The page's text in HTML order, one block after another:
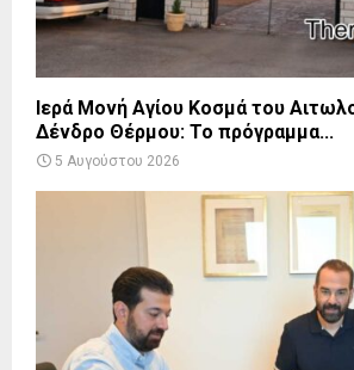
Ιερά Μονή Αγίου Κοσμά του
Δένδρο Θέρμου: Το πρόγραμμα...
5 Αυγούστου 2026